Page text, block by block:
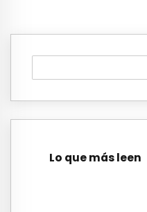
Lo que más leen